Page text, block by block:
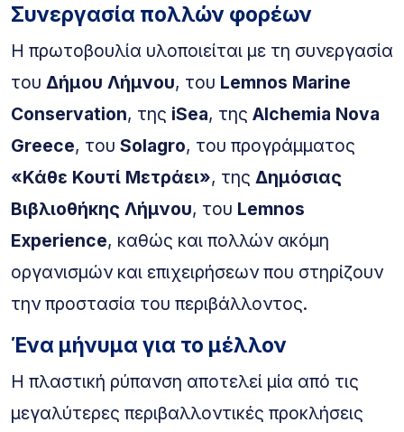
Συνεργασία πολλών φορέων
Η πρωτοβουλία υλοποιείται με τη συνεργασία
του Δήμου Λήμνου, του Lemnos Marine
Conservation, της iSea, της Alchemia Nova
Greece, του Solagro, του προγράμματος
«Κάθε Κουτί Μετράει», της Δημόσιας
Βιβλιοθήκης Λήμνου, του Lemnos
Experience, καθώς και πολλών ακόμη
οργανισμών και επιχειρήσεων που στηρίζουν
την προστασία του περιβάλλοντος.
Ένα μήνυμα για το μέλλον
Η πλαστική ρύπανση αποτελεί μία από τις
μεγαλύτερες περιβαλλοντικές προκλήσεις